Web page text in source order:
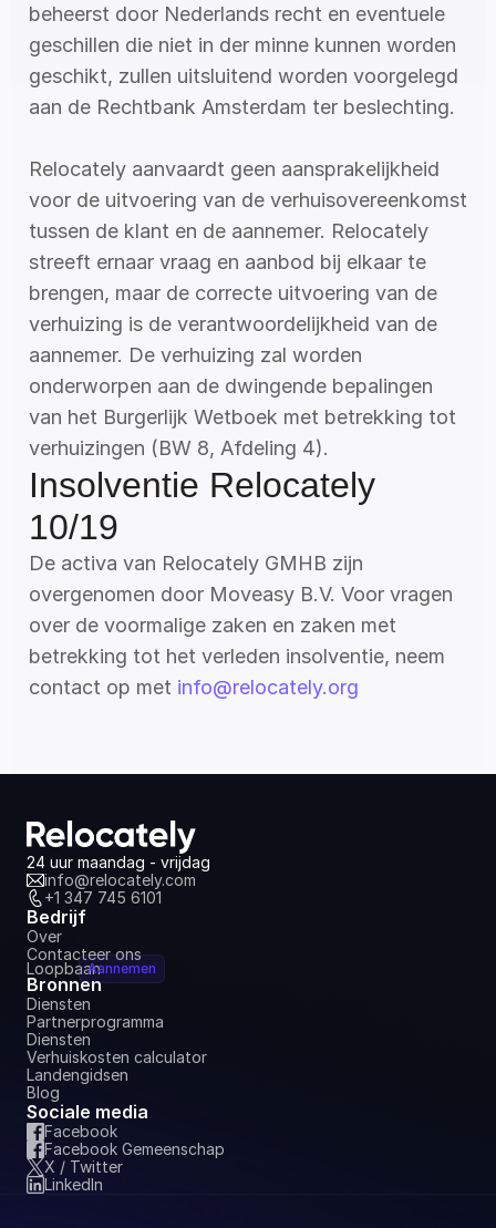
beheerst door Nederlands recht en eventuele
geschillen die niet in der minne kunnen worden
geschikt, zullen uitsluitend worden voorgelegd
aan de Rechtbank Amsterdam ter beslechting.
Relocately aanvaardt geen aansprakelijkheid
voor de uitvoering van de verhuisovereenkomst
tussen de klant en de aannemer. Relocately
streeft ernaar vraag en aanbod bij elkaar te
brengen, maar de correcte uitvoering van de
verhuizing is de verantwoordelijkheid van de
aannemer. De verhuizing zal worden
onderworpen aan de dwingende bepalingen
van het Burgerlijk Wetboek met betrekking tot
verhuizingen (BW 8, Afdeling 4).
Insolventie Relocately
10/19
De activa van Relocately GMHB zijn
overgenomen door Moveasy B.V. Voor vragen
over de voormalige zaken en zaken met
betrekking tot het verleden insolventie, neem
contact op met info@relocately.org
24 uur maandag - vrijdag
info@relocately.com
+1 347 745 6101
Bedrijf
Over
Contacteer ons
LoopbaanAannemen
Bronnen
Diensten
Partnerprogramma
Diensten
Verhuiskosten calculator
Landengidsen
Blog
Sociale media
Facebook
Facebook Gemeenschap
X / Twitter
LinkedIn